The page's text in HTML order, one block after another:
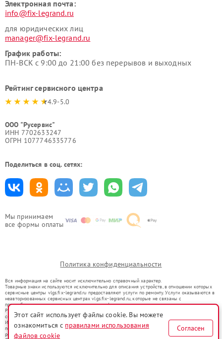
Мы принимаем
все формы оплаты
Электронная почта:
info@fix-legrand.ru
для юридических лиц
manager@fix-legrand.ru
График работы:
ПН-ВСК с 9:00 до 21:00 без перерывов и выходных
Рейтинг сервисного центра
4.9-5.0
ООО "Русервис"
ИНН 7702633247
ОГРН 1077746335776
Поделиться в соц. сетях:
Политика конфиденциальности
Вся информация на сайте носит исключительно справочный характер.
Товарные знаки используются исключительно для описания устройств, в отношении которых
сервисные центры vlgs.fix-legrand.ru предоставляют услуги по ремонту. Услуги оказываются в
неавторизованных сервисных центрах vlgs.fix-legrand.ru, которые не связаны с
правообладателями товарных знаков или их официальными представителями.
Ремонт осуществляется для устройств, уже введенных в гражданский оборот в соответствии
со статьей 1487 ГК РФ.
Использование товарных знаков не преследует цели индивидуализации услуг или введения
потребителей в заблуждение, а служит для информирования о предоставляемых услугах по
ремонту техники указанных брендов.
Этот сайт использует файлы cookie. Вы можете
ознакомиться с правилами использования
файлов cookie
Согласен